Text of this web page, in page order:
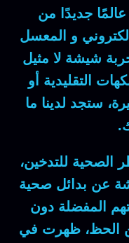
جديدًا من
و المعسل
شيشة لا مثيل
التقليدية أو
ستجد لدينا ما
الصحية للتدخين،
عن بدائل صحية
المفضلة دون
الحظ، ظهرت في